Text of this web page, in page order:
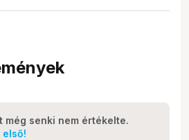
még senki nem értékelte.
első!